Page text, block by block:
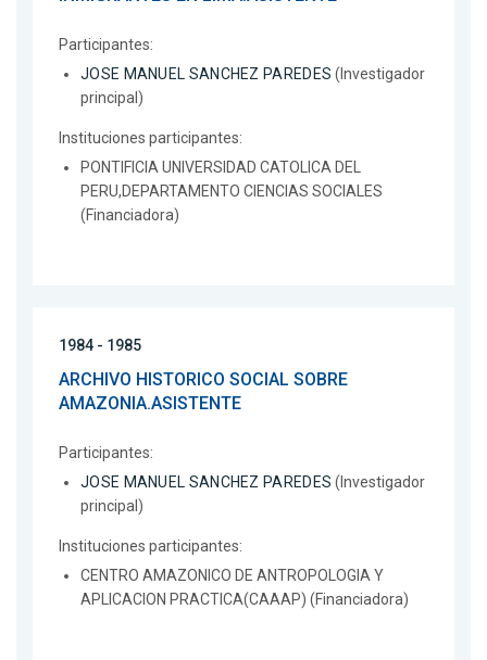
Participantes:
JOSE MANUEL SANCHEZ PAREDES (Investigador
principal)
Instituciones participantes:
PONTIFICIA UNIVERSIDAD CATOLICA DEL
PERU,DEPARTAMENTO CIENCIAS SOCIALES
(Financiadora)
1984 - 1985
ARCHIVO HISTORICO SOCIAL SOBRE
AMAZONIA.ASISTENTE
Participantes:
JOSE MANUEL SANCHEZ PAREDES (Investigador
principal)
Instituciones participantes:
CENTRO AMAZONICO DE ANTROPOLOGIA Y
APLICACION PRACTICA(CAAAP) (Financiadora)